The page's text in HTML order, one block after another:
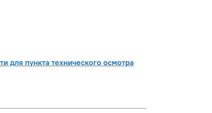
для пункта технического осмотра